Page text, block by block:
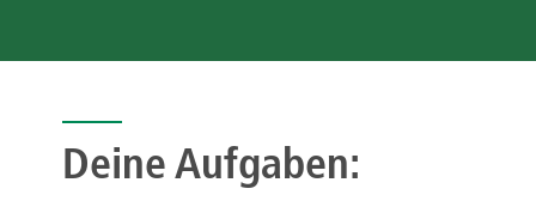
Deine Aufgaben: